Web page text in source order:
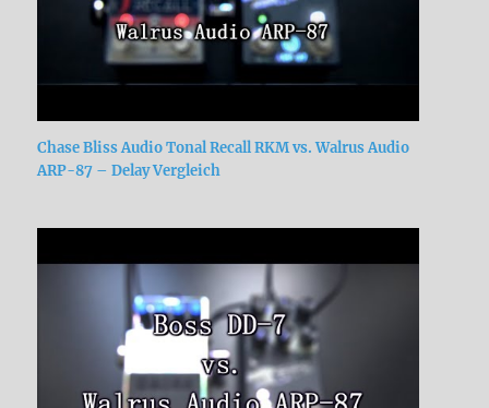
Chase Bliss Audio Tonal Recall RKM vs. Walrus Audio
ARP-87 – Delay Vergleich